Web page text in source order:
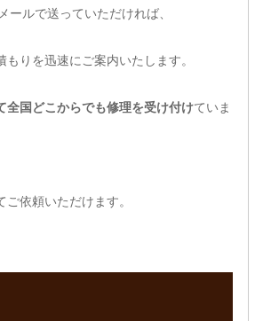
ールで送っていただければ、
りを迅速にご案内いたします。
全国どこからでも修理を受け付けていま
依頼いただけます。